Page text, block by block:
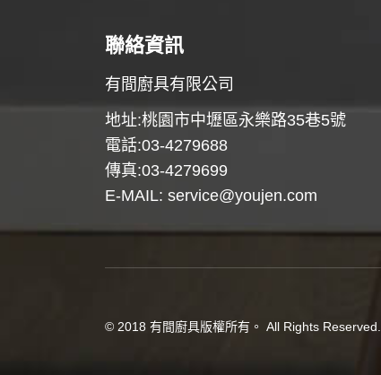
聯絡資訊
有間廚具有限公司
地址:桃園市中壢區永樂路35巷5號
電話:03-4279688
傳真:03-4279699
E-MAIL: service@youjen.com
© 2018 有間廚具版權所有。 All Rights Reserved.